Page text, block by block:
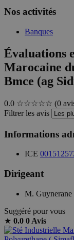
Nos activités
Banques
Évaluations
Marocaine
Bmce (ag
0.0 ☆☆☆☆☆ (0
Filtrer les avis
Informations
ICE
Dirigeant
M. Guynerane
Suggéré pour vous
★ 0.0 0 Avis